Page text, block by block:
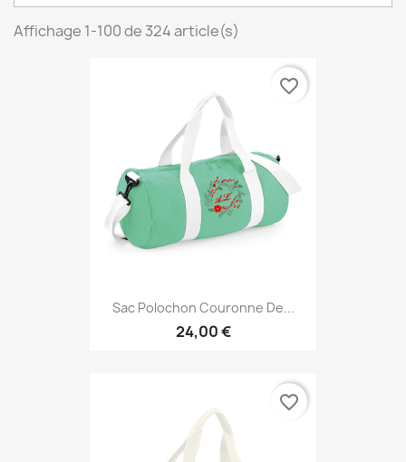
Affichage 1-100 de 324 article(s)
Sac Polochon Couronne De...
24,00 €
favorite_border
favorite_border